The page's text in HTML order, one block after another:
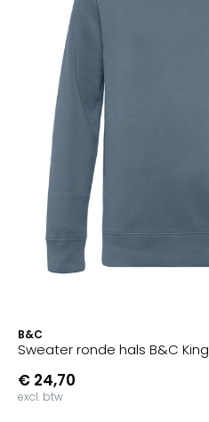
B&C
Sweater ronde hals B&C King
€ 24,70
excl. btw